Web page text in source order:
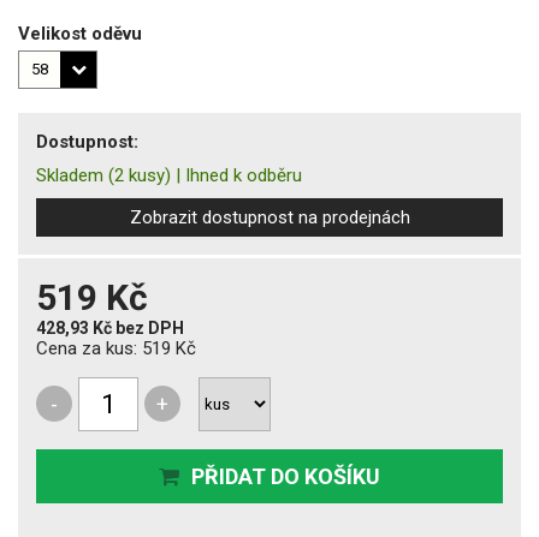
Velikost oděvu
Dostupnost:
Skladem (2 kusy) | Ihned k odběru
Zobrazit dostupnost na prodejnách
519 Kč
428,93 Kč bez DPH
Cena za kus: 519 Kč
- +
PŘIDAT DO KOŠÍKU